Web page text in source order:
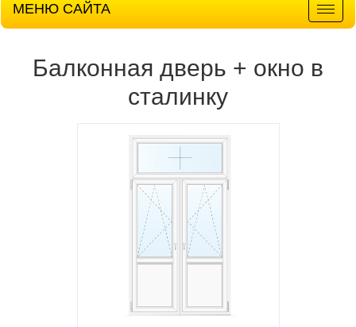
МЕНЮ САЙТА
Балконная дверь + окно в
сталинку